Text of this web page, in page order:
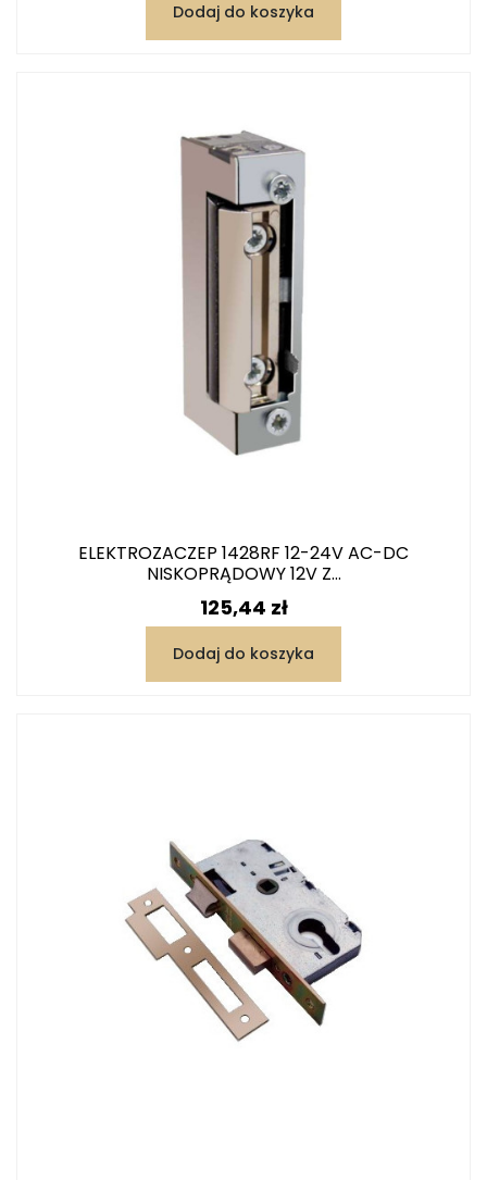
Dodaj do koszyka
ELEKTROZACZEP 1428RF 12-24V AC-DC
NISKOPRĄDOWY 12V Z...
Cena
125,44 zł
Dodaj do koszyka